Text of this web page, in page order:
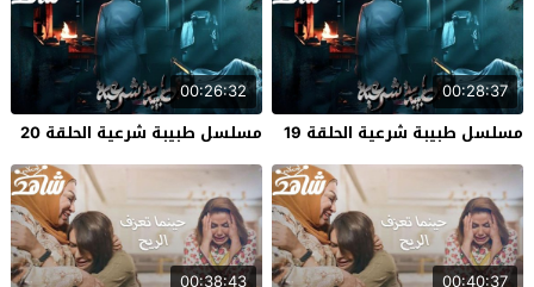
00:28:37
مسلسل طبيبة شرعية الحلقة 19
00:26:32
مسلسل طبيبة شرعية الحلقة 20